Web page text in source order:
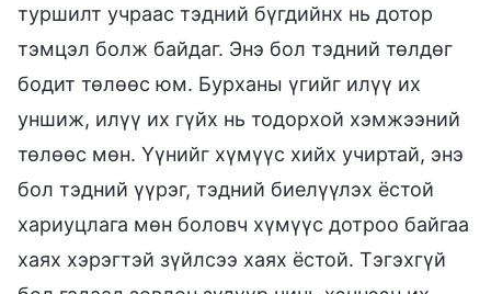
туршилт учраас тэдний бүгдийнх нь дотор
тэмцэл болж байдаг. Энэ бол тэдний төлдөг
бодит төлөөс юм. Бурханы үгийг илүү их
уншиж, илүү их гүйх нь тодорхой хэмжээний
төлөөс мөн. Үүнийг хүмүүс хийх учиртай, энэ
бол тэдний үүрэг, тэдний биелүүлэх ёстой
хариуцлага мөн боловч хүмүүс дотроо байгаа
хаях хэрэгтэй зүйлсээ хаях ёстой. Тэгэхгүй